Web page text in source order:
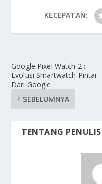
KECEPATAN:
Google Pixel Watch 2 :
Evolusi Smartwatch Pintar
Dari Google
SEBELUMNYA
TENTANG PENULIS